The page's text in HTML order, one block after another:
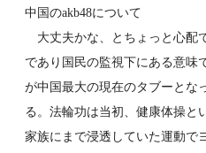
中国のakb48について
大丈夫かな、とちょっと心配
であり国民の監視下にある意味
が中国最大の現在のタブーとな
る。法輪功は当初、健康体操と
家族にまで浸透していた運動で